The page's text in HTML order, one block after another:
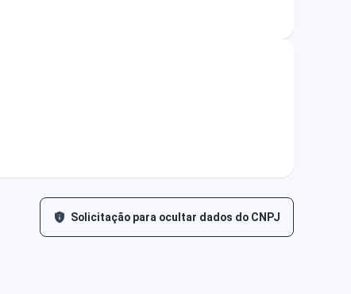
Solicitação para ocultar dados do CNPJ